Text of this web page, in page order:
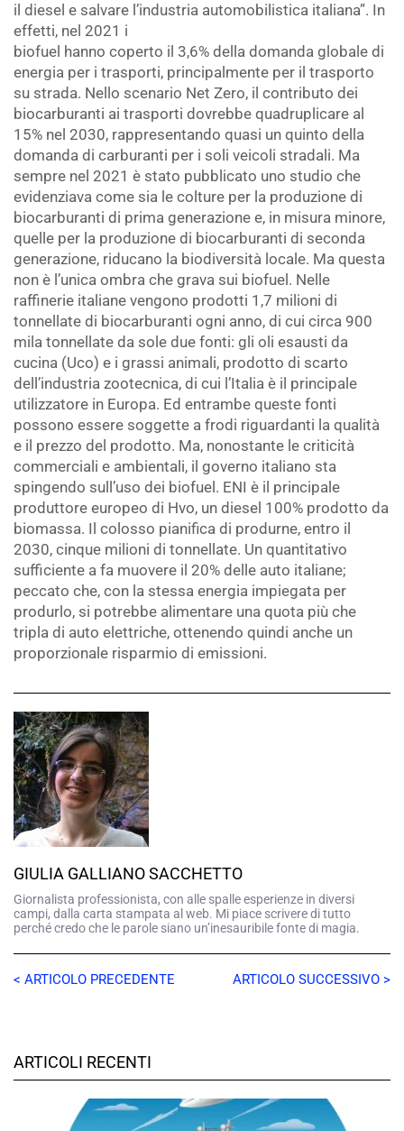
il diesel e salvare l’industria automobilistica italiana”. In
effetti, nel 2021 i
biofuel hanno coperto il 3,6% della domanda globale di
energia per i trasporti, principalmente per il trasporto
su strada. Nello scenario Net Zero, il contributo dei
biocarburanti ai trasporti dovrebbe quadruplicare al
15% nel 2030, rappresentando quasi un quinto della
domanda di carburanti per i soli veicoli stradali. Ma
sempre nel 2021 è stato pubblicato uno studio che
evidenziava come sia le colture per la produzione di
biocarburanti di prima generazione e, in misura minore,
quelle per la produzione di biocarburanti di seconda
generazione, riducano la biodiversità locale. Ma questa
non è l’unica ombra che grava sui biofuel. Nelle
raffinerie italiane vengono prodotti 1,7 milioni di
tonnellate di biocarburanti ogni anno, di cui circa 900
mila tonnellate da sole due fonti: gli oli esausti da
cucina (Uco) e i grassi animali, prodotto di scarto
dell’industria zootecnica, di cui l’Italia è il principale
utilizzatore in Europa. Ed entrambe queste fonti
possono essere soggette a frodi riguardanti la qualità
e il prezzo del prodotto. Ma, nonostante le criticità
commerciali e ambientali, il governo italiano sta
spingendo sull’uso dei biofuel. ENI è il principale
produttore europeo di Hvo, un diesel 100% prodotto da
biomassa. Il colosso pianifica di produrne, entro il
2030, cinque milioni di tonnellate. Un quantitativo
sufficiente a fa muovere il 20% delle auto italiane;
peccato che, con la stessa energia impiegata per
produrlo, si potrebbe alimentare una quota più che
tripla di auto elettriche, ottenendo quindi anche un
proporzionale risparmio di emissioni.
GIULIA GALLIANO SACCHETTO
Giornalista professionista, con alle spalle esperienze in diversi
campi, dalla carta stampata al web. Mi piace scrivere di tutto
perché credo che le parole siano un’inesauribile fonte di magia.
< ARTICOLO PRECEDENTE ARTICOLO SUCCESSIVO >
ARTICOLI RECENTI